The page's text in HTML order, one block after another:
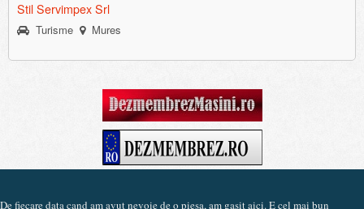
Stil Servimpex Srl
Turisme Mures
De fiecare data cand am avut nevoie de o piesa, am gasit aici. E cel mai bun